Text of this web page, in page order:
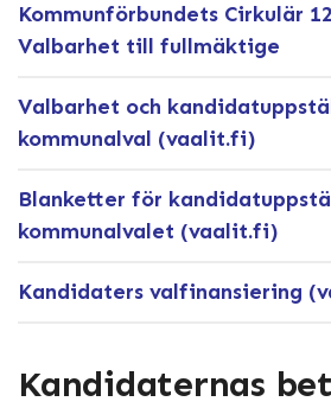
Kommunförbundets Cirkulär
Valbarhet till fullmäktige
Valbarhet och
kommunalval (vaalit.fi)
Blanketter för
kommunalvalet (vaalit.fi)
Kandidaters valfinansiering
Kandidaternas